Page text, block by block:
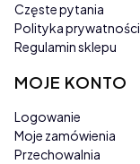
Częste pytania
Polityka prywatności
Regulamin sklepu
MOJE KONTO
Logowanie
Moje zamówienia
Przechowalnia